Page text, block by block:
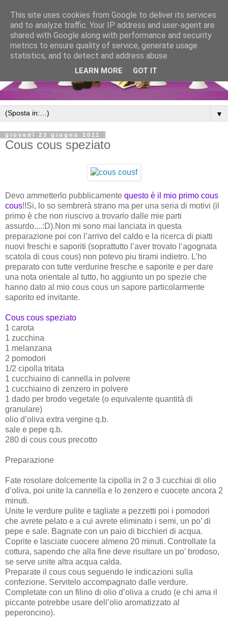
▼
giovedì 23 giugno 2011
Cous cous speziato
Devo ammetterlo pubblicamente questo è il mio primo cous
cous!!Si, lo so sembrerà strano ma per una seria di motivi (il
primo è che non riuscivo a trovarlo dalle mie parti
assurdo....:D).Non mi sono mai lanciata in questa
preparazione poi con l’arrivo del caldo e la ricerca di piatti
nuovi freschi e saporiti (soprattutto l’aver trovato l’agognata
scatola di cous cous) non potevo piu tirami indietro. L’ho
preparato con tutte verdurine fresche e saporite e per dare
una nota orientale al tutto, ho aggiunto un po spezie che
hanno dato al mio cous cous un sapore particolarmente
saporito ed invitante.
Cous cous speziato
1 carota
1 zucchina
1 melanzana
2 pomodori
1/2 cipolla tritata
1 cucchiaino di cannella in polvere
1 cucchiaino di zenzero in polvere
1 dado per brodo vegetale (o equivalente quantità di
granulare)
olio d’oliva extra vergine q.b.
sale e pepe q.b.
280 di cous cous precotto
Preparazione
Fate rosolare dolcemente la cipolla in 2 o 3 cucchiai di olio
d’oliva, poi unite la cannella e lo zenzero e cuocete ancora 2
minuti.
Unite le verdure pulite e tagliate a pezzetti poi i pomodori
che avrete pelato e a cui avrete eliminato i semi, un po’ di
pepe e sale. Bagnate con un paio di bicchieri di acqua.
Coprite e lasciate cuocere almeno 20 minuti. Controllate la
cottura, sapendo che alla fine deve risultare un po’ brodoso,
se serve unite altra acqua calda.
Preparate il cous cous seguendo le indicazioni sulla
confezione. Servitelo accompagnato dalle verdure.
Completate con un filino di olio d’oliva a crudo (e chi ama il
piccante potrebbe usare dell’olio aromatizzato al
peperoncino).
This site uses cookies from Google to deliver its services
and to analyze traffic. Your IP address and user-agent are
shared with Google along with performance and security
metrics to ensure quality of service, generate usage
statistics, and to detect and address abuse.
LEARN MORE GOT IT